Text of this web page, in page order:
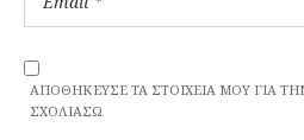
ΑΠΟΘΉΚΕΥΣΕ ΤΑ ΣΤΟΙΧΕΊΑ ΜΟΥ ΓΙΑ
ΣΧΟΛΙΆΣΩ